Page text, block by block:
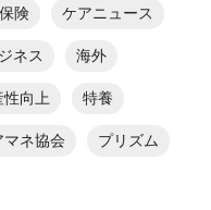
険 ケアニュース
ネス 海外
性向上 特養
マネ協会 プリズム